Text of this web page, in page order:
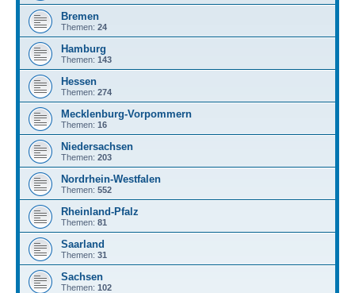
Bremen
Themen: 24
Hamburg
Themen: 143
Hessen
Themen: 274
Mecklenburg-Vorpommern
Themen: 16
Niedersachsen
Themen: 203
Nordrhein-Westfalen
Themen: 552
Rheinland-Pfalz
Themen: 81
Saarland
Themen: 31
Sachsen
Themen: 102